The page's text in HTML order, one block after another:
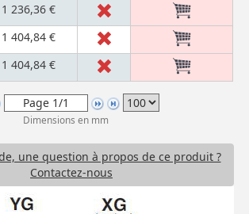
1 236,36 €
1 404,84 €
1 404,84 €
Dimensions en mm
une question à propos de ce produit ?
Contactez-nous